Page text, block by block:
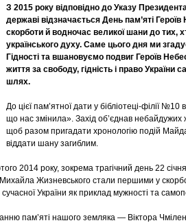
З 2015 року відповідно до Указу
державі відзначається День пам’яті
скорботи й водночас великої шани до тих,
українського духу. Саме цього дня ми
Гідності та вшановуємо подвиг Героїв
життя за свободу, гідність і право України
шлях.
До цієї пам’ятної дати у бібліотеці-філії
що нас змінила». Захід об’єднав небайдужих
щоб разом пригадати хронологію подій
віддати шану загиблим.
2014 року, зокрема трагічний день 22
Жизневського стали першими у
України як приклад мужності та
пам’яті нашого земляка — Віктора